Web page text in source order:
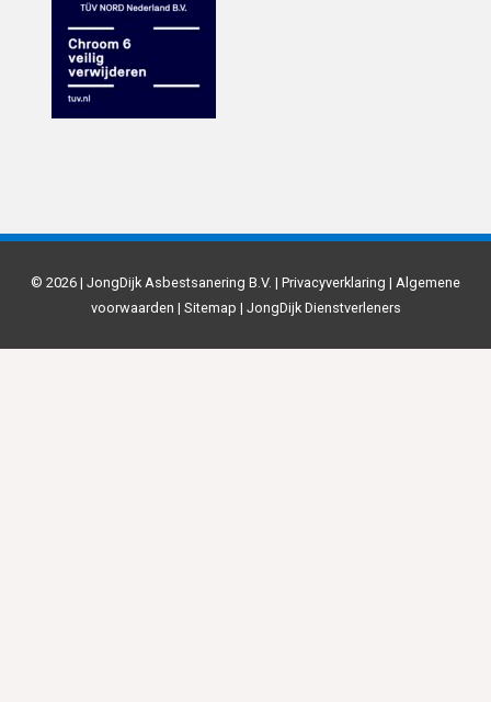
© 2026 | JongDijk Asbestsanering B.V. | Privacyverklaring | Algemene
voorwaarden | Sitemap | JongDijk Dienstverleners